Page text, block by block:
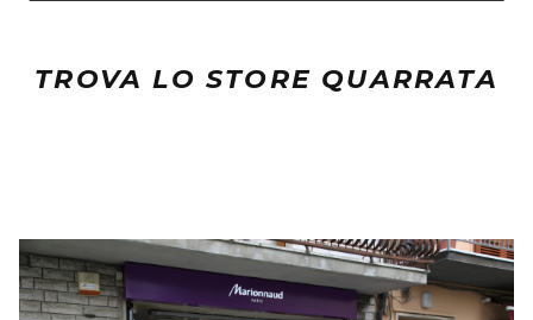
TROVA LO STORE QUARRATA